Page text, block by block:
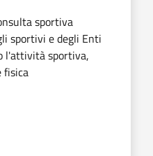
sportiva
sportivi e degli Enti
l'attività sportiva,
fisica